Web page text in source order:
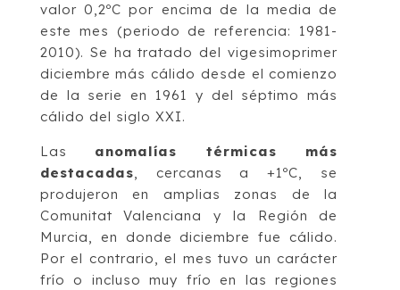
valor 0,2ºC por encima de la media de
este mes (periodo de referencia: 1981-
2010). Se ha tratado del vigesimoprimer
diciembre más cálido desde el comienzo
de la serie en 1961 y del séptimo más
cálido del siglo XXI.
Las anomalías térmicas más
destacadas, cercanas a +1ºC, se
produjeron en amplias zonas de la
Comunitat Valenciana y la Región de
Murcia, en donde diciembre fue cálido.
Por el contrario, el mes tuvo un carácter
frío o incluso muy frío en las regiones